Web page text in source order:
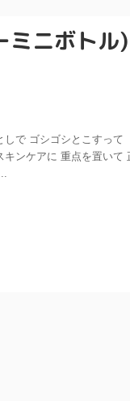
ミニボトル)
で ゴシゴシとこすって
ンケアに 重点を置いて